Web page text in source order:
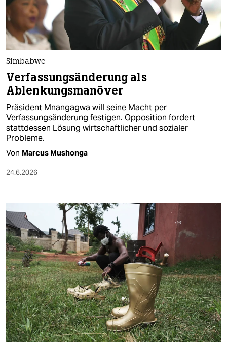
nord
wahrheit
verlag
veranstaltungen
shop
fragen & hilfe
unterstützen
genossenschaft
epaper login
Simbabwe
Verfassungsänderung als
Ablenkungsmanöver
Präsident Mnangagwa will seine Macht per
Verfassungsänderung festigen. Opposition fordert
stattdessen Lösung wirtschaftlicher und sozialer
Probleme.
Von Marcus Mushonga
24.6.2026